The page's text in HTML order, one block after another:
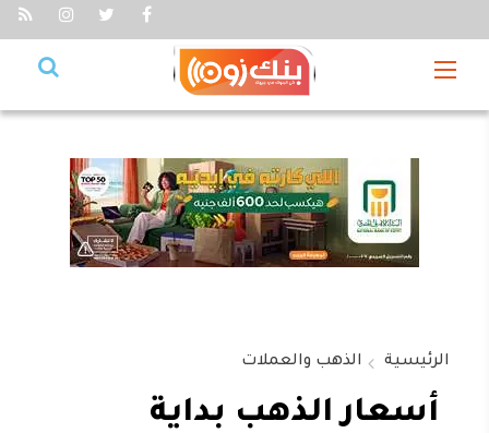
الرئيسية الذهب والعملات
أسعار الذهب بداية